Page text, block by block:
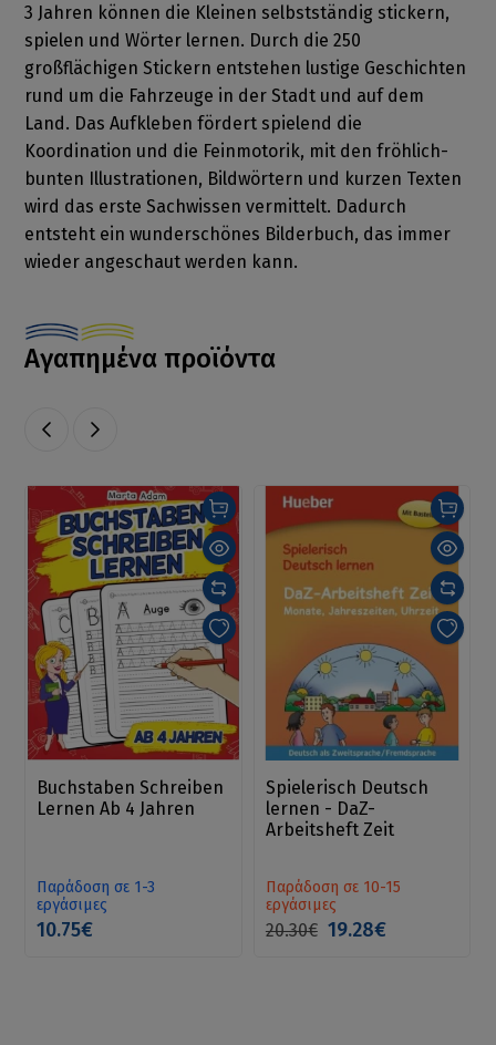
3 Jahren können die Kleinen selbstständig stickern,
spielen und Wörter lernen. Durch die 250
großflächigen Stickern entstehen lustige Geschichten
rund um die Fahrzeuge in der Stadt und auf dem
Land. Das Aufkleben fördert spielend die
Koordination und die Feinmotorik, mit den fröhlich-
bunten Illustrationen, Bildwörtern und kurzen Texten
wird das erste Sachwissen vermittelt. Dadurch
entsteht ein wunderschönes Bilderbuch, das immer
wieder angeschaut werden kann.
Αγαπημένα προϊόντα
Buchstaben Schreiben
Lernen Ab 4 Jahren
Παράδοση σε 1-3
εργάσιμες
10.75€
Spielerisch Deutsch
lernen - DaZ-
Arbeitsheft Zeit
Παράδοση σε 10-15
εργάσιμες
20.30€ 19.28€